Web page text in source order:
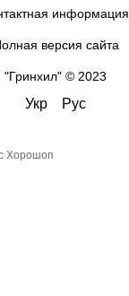
информация
версия сайта
"Гринхил" © 2023
Укр Рус
Хорошоп